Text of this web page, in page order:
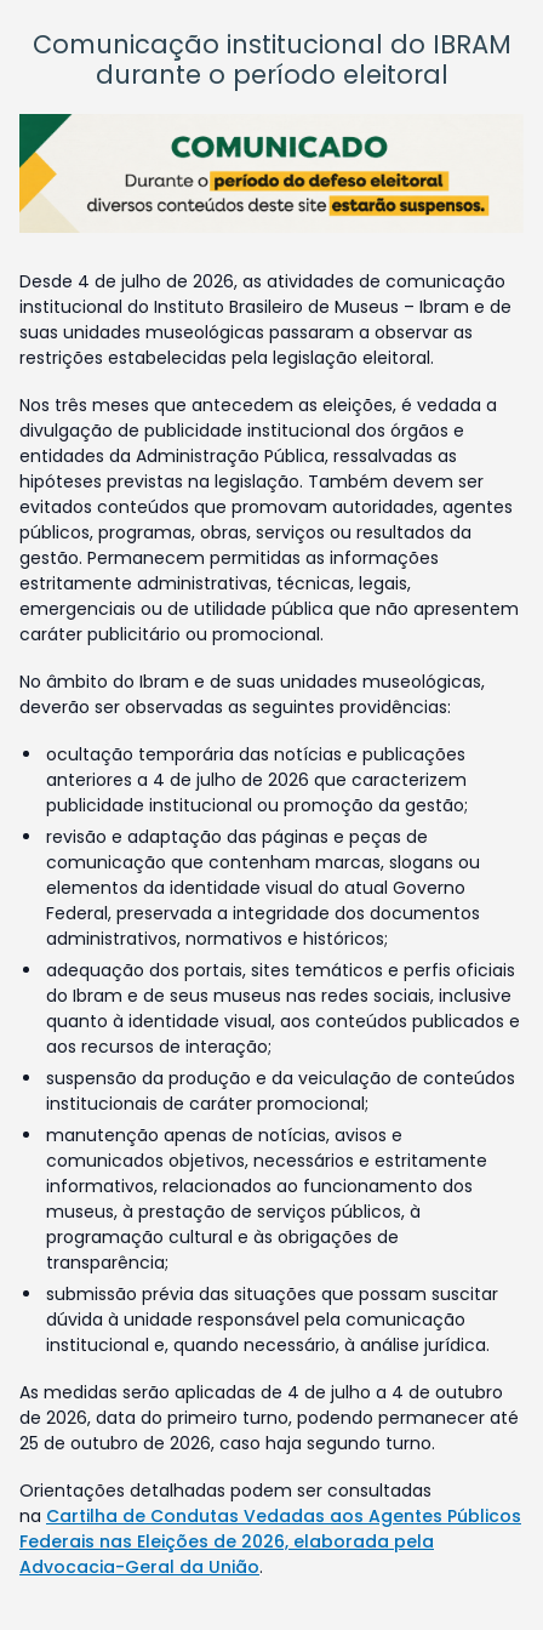
Comunicação institucional do IBRAM
durante o período eleitoral
Desde 4 de julho de 2026, as atividades de comunicação
institucional do Instituto Brasileiro de Museus – Ibram e de
suas unidades museológicas passaram a observar as
restrições estabelecidas pela legislação eleitoral.
Nos três meses que antecedem as eleições, é vedada a
divulgação de publicidade institucional dos órgãos e
entidades da Administração Pública, ressalvadas as
hipóteses previstas na legislação. Também devem ser
evitados conteúdos que promovam autoridades, agentes
públicos, programas, obras, serviços ou resultados da
gestão. Permanecem permitidas as informações
estritamente administrativas, técnicas, legais,
emergenciais ou de utilidade pública que não apresentem
caráter publicitário ou promocional.
No âmbito do Ibram e de suas unidades museológicas,
deverão ser observadas as seguintes providências:
ocultação temporária das notícias e publicações
anteriores a 4 de julho de 2026 que caracterizem
publicidade institucional ou promoção da gestão;
revisão e adaptação das páginas e peças de
comunicação que contenham marcas, slogans ou
elementos da identidade visual do atual Governo
Federal, preservada a integridade dos documentos
administrativos, normativos e históricos;
adequação dos portais, sites temáticos e perfis oficiais
do Ibram e de seus museus nas redes sociais, inclusive
quanto à identidade visual, aos conteúdos publicados e
aos recursos de interação;
suspensão da produção e da veiculação de conteúdos
institucionais de caráter promocional;
manutenção apenas de notícias, avisos e
comunicados objetivos, necessários e estritamente
informativos, relacionados ao funcionamento dos
museus, à prestação de serviços públicos, à
programação cultural e às obrigações de
transparência;
submissão prévia das situações que possam suscitar
dúvida à unidade responsável pela comunicação
institucional e, quando necessário, à análise jurídica.
As medidas serão aplicadas de 4 de julho a 4 de outubro
de 2026, data do primeiro turno, podendo permanecer até
25 de outubro de 2026, caso haja segundo turno.
Orientações detalhadas podem ser consultadas
na Cartilha de Condutas Vedadas aos Agentes Públicos
Federais nas Eleições de 2026, elaborada pela
Advocacia-Geral da União.